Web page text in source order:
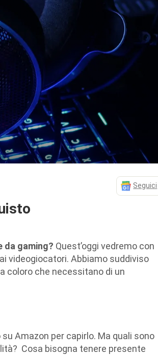
Seguici
da gaming? Quest’oggi vedremo con
videogiocatori. Abbiamo suddiviso
coloro che necessitano di un
Amazon per capirlo. Ma quali sono
Cosa bisogna tenere presente